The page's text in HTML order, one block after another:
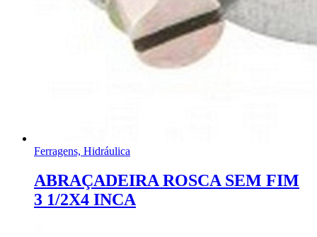
Ferragens, Hidráulica
ABRAÇADEIRA ROSCA SEM FIM
3 1/2X4 INCA